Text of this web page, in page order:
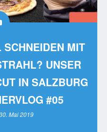
MIT
UNSER
IN SALZBURG
#05
Mai 2019